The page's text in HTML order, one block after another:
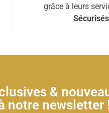
grâce à leurs
&
notre newsletter